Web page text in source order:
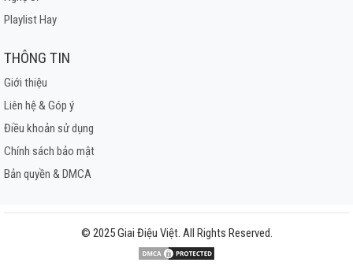
Playlist Hay
THÔNG TIN
Giới thiệu
Liên hệ & Góp ý
Điều khoản sử dụng
Chính sách bảo mật
Bản quyền & DMCA
© 2025 Giai Điệu Việt. All Rights Reserved.